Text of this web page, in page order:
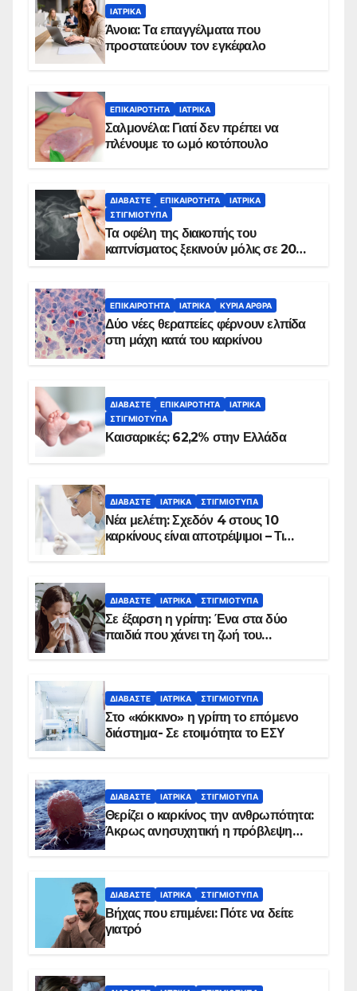
ΙΑΤΡΙΚΆ
Άνοια: Τα επαγγέλματα που
προστατεύουν τον εγκέφαλο
ΕΠΙΚΑΙΡΌΤΗΤΑ ΙΑΤΡΙΚΆ
Σαλμονέλα: Γιατί δεν πρέπει να
πλένουμε το ωμό κοτόπουλο
ΔΙΑΒΆΣΤΕ ΕΠΙΚΑΙΡΌΤΗΤΑ
ΙΑΤΡΙΚΆ
ΣΤΙΓΜΙΌΤΥΠΑ
Τα οφέλη της διακοπής του
καπνίσματος ξεκινούν μόλις σε 20
ΕΠΙΚΑΙΡΌΤΗΤΑ ΙΑΤΡΙΚΆ ΚΥΡΙΑ ΑΡΘΡΑ
Δύο νέες θεραπείες φέρνουν ελπίδα
στη μάχη κατά του καρκίνου
ΔΙΑΒΆΣΤΕ ΕΠΙΚΑΙΡΌΤΗΤΑ
ΙΑΤΡΙΚΆ
ΣΤΙΓΜΙΌΤΥΠΑ
Καισαρικές: 62,2% στην Ελλάδα
ΔΙΑΒΆΣΤΕ ΙΑΤΡΙΚΆ ΣΤΙΓΜΙΌΤΥΠΑ
Νέα μελέτη: Σχεδόν 4 στους 10
καρκίνους είναι αποτρέψιμοι – Τι
ΔΙΑΒΆΣΤΕ ΙΑΤΡΙΚΆ ΣΤΙΓΜΙΌΤΥΠΑ
Σε έξαρση η γρίπη: Ένα στα δύο
παιδιά που χάνει τη ζωή του
ΔΙΑΒΆΣΤΕ ΙΑΤΡΙΚΆ ΣΤΙΓΜΙΌΤΥΠΑ
Στο «κόκκινο» η γρίπη το επόμενο
διάστημα- Σε ετοιμότητα το ΕΣΥ
ΔΙΑΒΆΣΤΕ ΙΑΤΡΙΚΆ ΣΤΙΓΜΙΌΤΥΠΑ
Θερίζει ο καρκίνος την ανθρωπότητα:
Άκρως ανησυχητική η πρόβλεψη…
ΔΙΑΒΆΣΤΕ ΙΑΤΡΙΚΆ ΣΤΙΓΜΙΌΤΥΠΑ
Βήχας που επιμένει: Πότε να δείτε
γιατρό